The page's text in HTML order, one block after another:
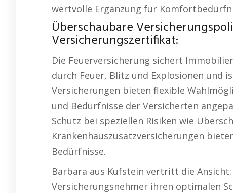
wertvolle Ergänzung für
Überschaubare
Versicherungszertifikat:
Die Feuerversicherung sichert
durch Feuer, Blitz und Explosionen und
Versicherungen bieten flexible
und Bedürfnisse der Versicherten
Schutz bei speziellen Risiken wie
Krankenhauszusatzversicherungen
Bedürfnisse.
Barbara aus Kufstein vertritt die
Versicherungsnehmer ihren optimalen